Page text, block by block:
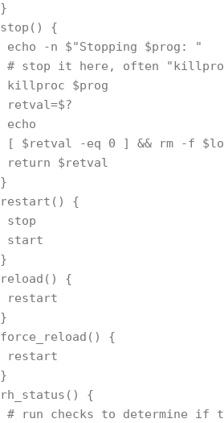
}
stop() {
echo -n $"Stopping $prog: "
# stop it here, often
killproc $prog
retval=$?
echo
[ $retval -eq 0 ] && rm -f
return $retval
}
restart() {
stop
start
}
reload() {
restart
}
force_reload() {
restart
}
rh_status() {